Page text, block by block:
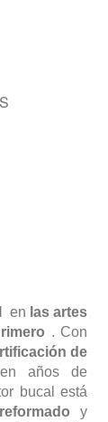
en las artes
. Con
de
años de
bucal está
y